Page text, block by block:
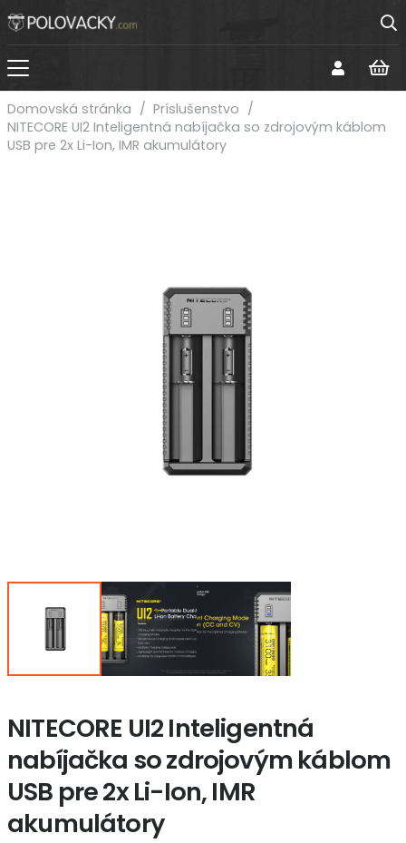
Domovská stránka / Príslušenstvo /
NITECORE UI2 Inteligentná nabíjačka so zdrojovým káblom
USB pre 2x Li-Ion, IMR akumulátory
NITECORE UI2 Inteligentná
nabíjačka so zdrojovým káblom
USB pre 2x Li-Ion, IMR
akumulátory